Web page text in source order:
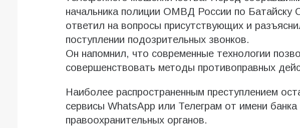
начальника полиции ОМВД России по Батайску
ответил на вопросы присутствующих и
поступлении подозрительных звонков.
Он напомнил, что современные технологии
совершенствовать методы противоправных
Наиболее распространенным преступлением
сервисы WhatsApp или Телеграм от имени банка
правоохранительных органов.